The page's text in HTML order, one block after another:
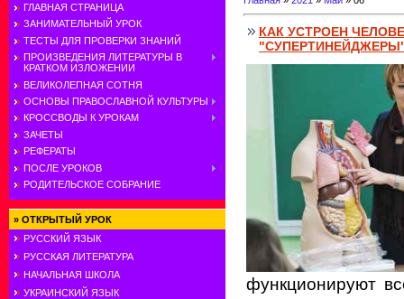
ГЛАВНАЯ СТРАНИЦА
ЗАНИМАТЕЛЬНЫЙ УРОК
ТЕСТЫ ДЛЯ ПРОВЕРКИ ЗНАНИЙ
ПРОИЗВЕДЕНИЯ ЛИТЕРАТУРЫ В
КРАТКОМ ИЗЛОЖЕНИИ
ВЕЛИКОЛЕПНАЯ СОТНЯ
ОСНОВЫ ПРАВОСЛАВНОЙ КУЛЬТУРЫ
КРОССВОДЫ К УРОКАМ
ЗАЧЕТЫ
РЕФЕРАТЫ
ПОСЛЕ УРОКОВ
РОДИТЕЛЬСКОЕ СОБРАНИЕ
» ОТКРЫТЫЙ УРОК
РУССКИЙ ЯЗЫК
РУССКАЯ ЛИТЕРАТУРА
НАЧАЛЬНАЯ ШКОЛА
УКРАИНСКИЙ ЯЗЫК
КАК УСТРОЕН
функционируют